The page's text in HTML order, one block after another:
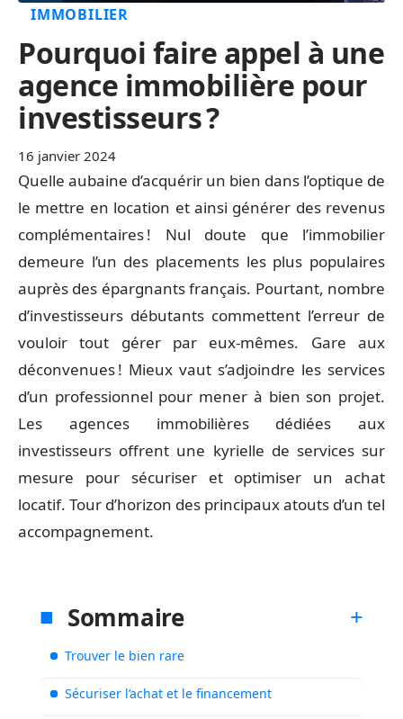
IMMOBILIER
Pourquoi faire appel à une
agence immobilière pour
investisseurs ?
16 janvier 2024
Quelle aubaine d’acquérir un bien dans l’optique de
le mettre en location et ainsi générer des revenus
complémentaires ! Nul doute que l’immobilier
demeure l’un des placements les plus populaires
auprès des épargnants français. Pourtant, nombre
d’investisseurs débutants commettent l’erreur de
vouloir tout gérer par eux-mêmes. Gare aux
déconvenues ! Mieux vaut s’adjoindre les services
d’un professionnel pour mener à bien son projet.
Les agences immobilières dédiées aux
investisseurs offrent une kyrielle de services sur
mesure pour sécuriser et optimiser un achat
locatif. Tour d’horizon des principaux atouts d’un tel
accompagnement.
Sommaire
Trouver le bien rare
Sécuriser l’achat et le financement